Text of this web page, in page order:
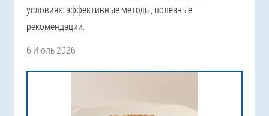
условиях: эффективные методы, полезные
рекомендации.
6 Июль 2026